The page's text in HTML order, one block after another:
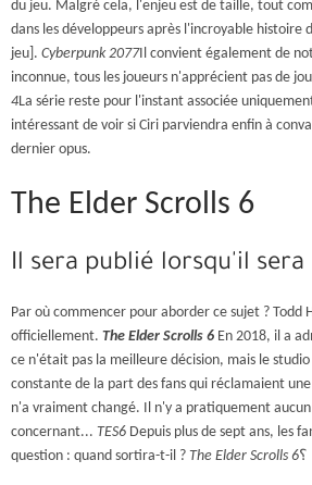
du jeu. Malgré cela, l'enjeu est de taille, tout
dans les développeurs après l'incroyable
jeu]. Cyberpunk 2077Il convient également de
inconnue, tous les joueurs n'apprécient pas de
4La série reste pour l'instant associée
intéressant de voir si Ciri parviendra enfin à
dernier opus.
The Elder Scrolls 6
Il sera publié lorsqu'il
Par où commencer pour aborder ce sujet ? Todd
officiellement. The Elder Scrolls 6 En 2018, il a
ce n'était pas la meilleure décision, mais le studio
constante de la part des fans qui réclamaient
n'a vraiment changé. Il n'y a pratiquement
concernant... TES6 Depuis plus de sept ans, les
question : quand sortira-t-il ? The Elder Scrolls 6؟